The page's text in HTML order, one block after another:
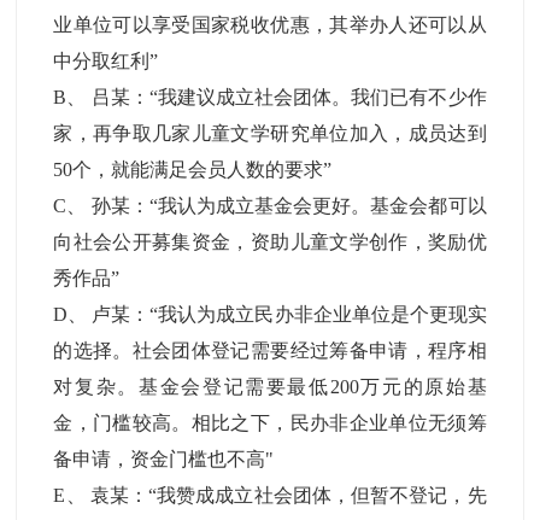
业单位可以享受国家税收优惠，其举办人还可以从
中分取红利”
B
吕某：“我建议成立社会团体。我们已有不少作
家，再争取几家儿童文学研究单位加入，成员达到
50个，就能满足会员人数的要求”
C
孙某：“我认为成立基金会更好。基金会都可以
向社会公开募集资金，资助儿童文学创作，奖励优
秀作品”
D
卢某：“我认为成立民办非企业单位是个更现实
的选择。社会团体登记需要经过筹备申请，程序相
对复杂。基金会登记需要最低200万元的原始基
金，门槛较高。相比之下，民办非企业单位无须筹
备申请，资金门槛也不高"
E
袁某：“我赞成成立社会团体，但暂不登记，先